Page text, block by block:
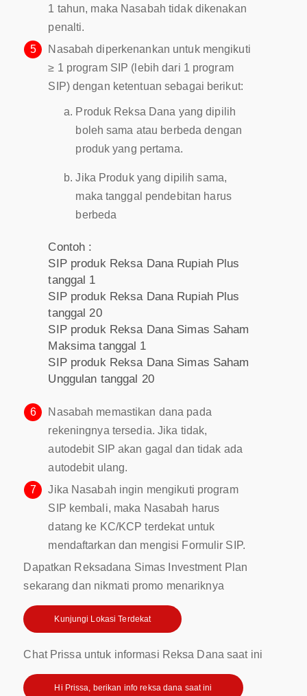
1 tahun, maka Nasabah tidak dikenakan
penalti.
5
Nasabah diperkenankan untuk mengikuti
≥ 1 program SIP (lebih dari 1 program
SIP) dengan ketentuan sebagai berikut:
Produk Reksa Dana yang dipilih
boleh sama atau berbeda dengan
produk yang pertama.
Jika Produk yang dipilih sama,
maka tanggal pendebitan harus
berbeda
Contoh :
SIP produk Reksa Dana Rupiah Plus
tanggal 1
SIP produk Reksa Dana Rupiah Plus
tanggal 20
SIP produk Reksa Dana Simas Saham
Maksima tanggal 1
SIP produk Reksa Dana Simas Saham
Unggulan tanggal 20
6
Nasabah memastikan dana pada
rekeningnya tersedia. Jika tidak,
autodebit SIP akan gagal dan tidak ada
autodebit ulang.
7
Jika Nasabah ingin mengikuti program
SIP kembali, maka Nasabah harus
datang ke KC/KCP terdekat untuk
mendaftarkan dan mengisi Formulir SIP.
Dapatkan Reksadana Simas Investment Plan
sekarang dan nikmati promo menariknya
Kunjungi Lokasi Terdekat
Chat Prissa untuk informasi Reksa Dana saat ini
Hi Prissa, berikan info reksa dana saat ini